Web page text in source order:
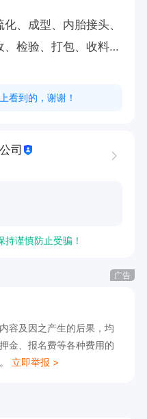
、成型、内胎接头、
检验、打包、收料等
况统筹安排相应岗
上看到的，谢谢！
司
谨慎防止受骗！
广告
容及因之产生的后果，均
金、报名费等各种费用的
立即举报 >